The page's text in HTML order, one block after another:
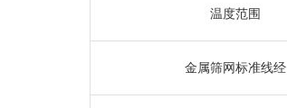
温度范围
金属筛网标准线经